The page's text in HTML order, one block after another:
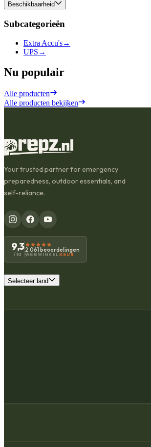
Beschikbaarheid
Subcategorieën
Extra Accu's→
UPS →
Nu populair
Alle producten
Alle producten bekijken
Your trusted partner for emergency
preparedness, outdoor essentials, and
self-reliance.
9,3
/10
2.061 beoordelingen
WEBWINKEL KEUR
Selecteer land